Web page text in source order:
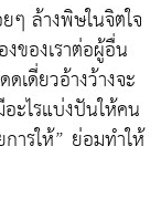
ๆ ล้างพิษในจิตใจ
ของเราต่อผู้อื่น
เดี่ยวอ้างว้างจะ
อะไรแบ่งปันให้คน
ารให้” ย่อมทำให้